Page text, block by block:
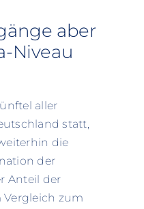
aber
Niveau
aller
statt,
die
der
Anteil der
Vergleich zum